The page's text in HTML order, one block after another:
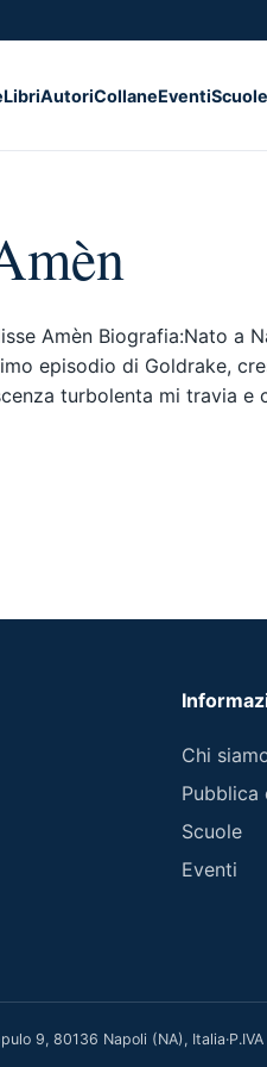
LibriAutoriCollaneEventiScuole
Amèn Biografia:Nato a
episodio di Goldrake,
turbolenta mi travia
Chi
Pubblica
Scuole
Eventi
9, 80136 Napoli (NA), Italia·